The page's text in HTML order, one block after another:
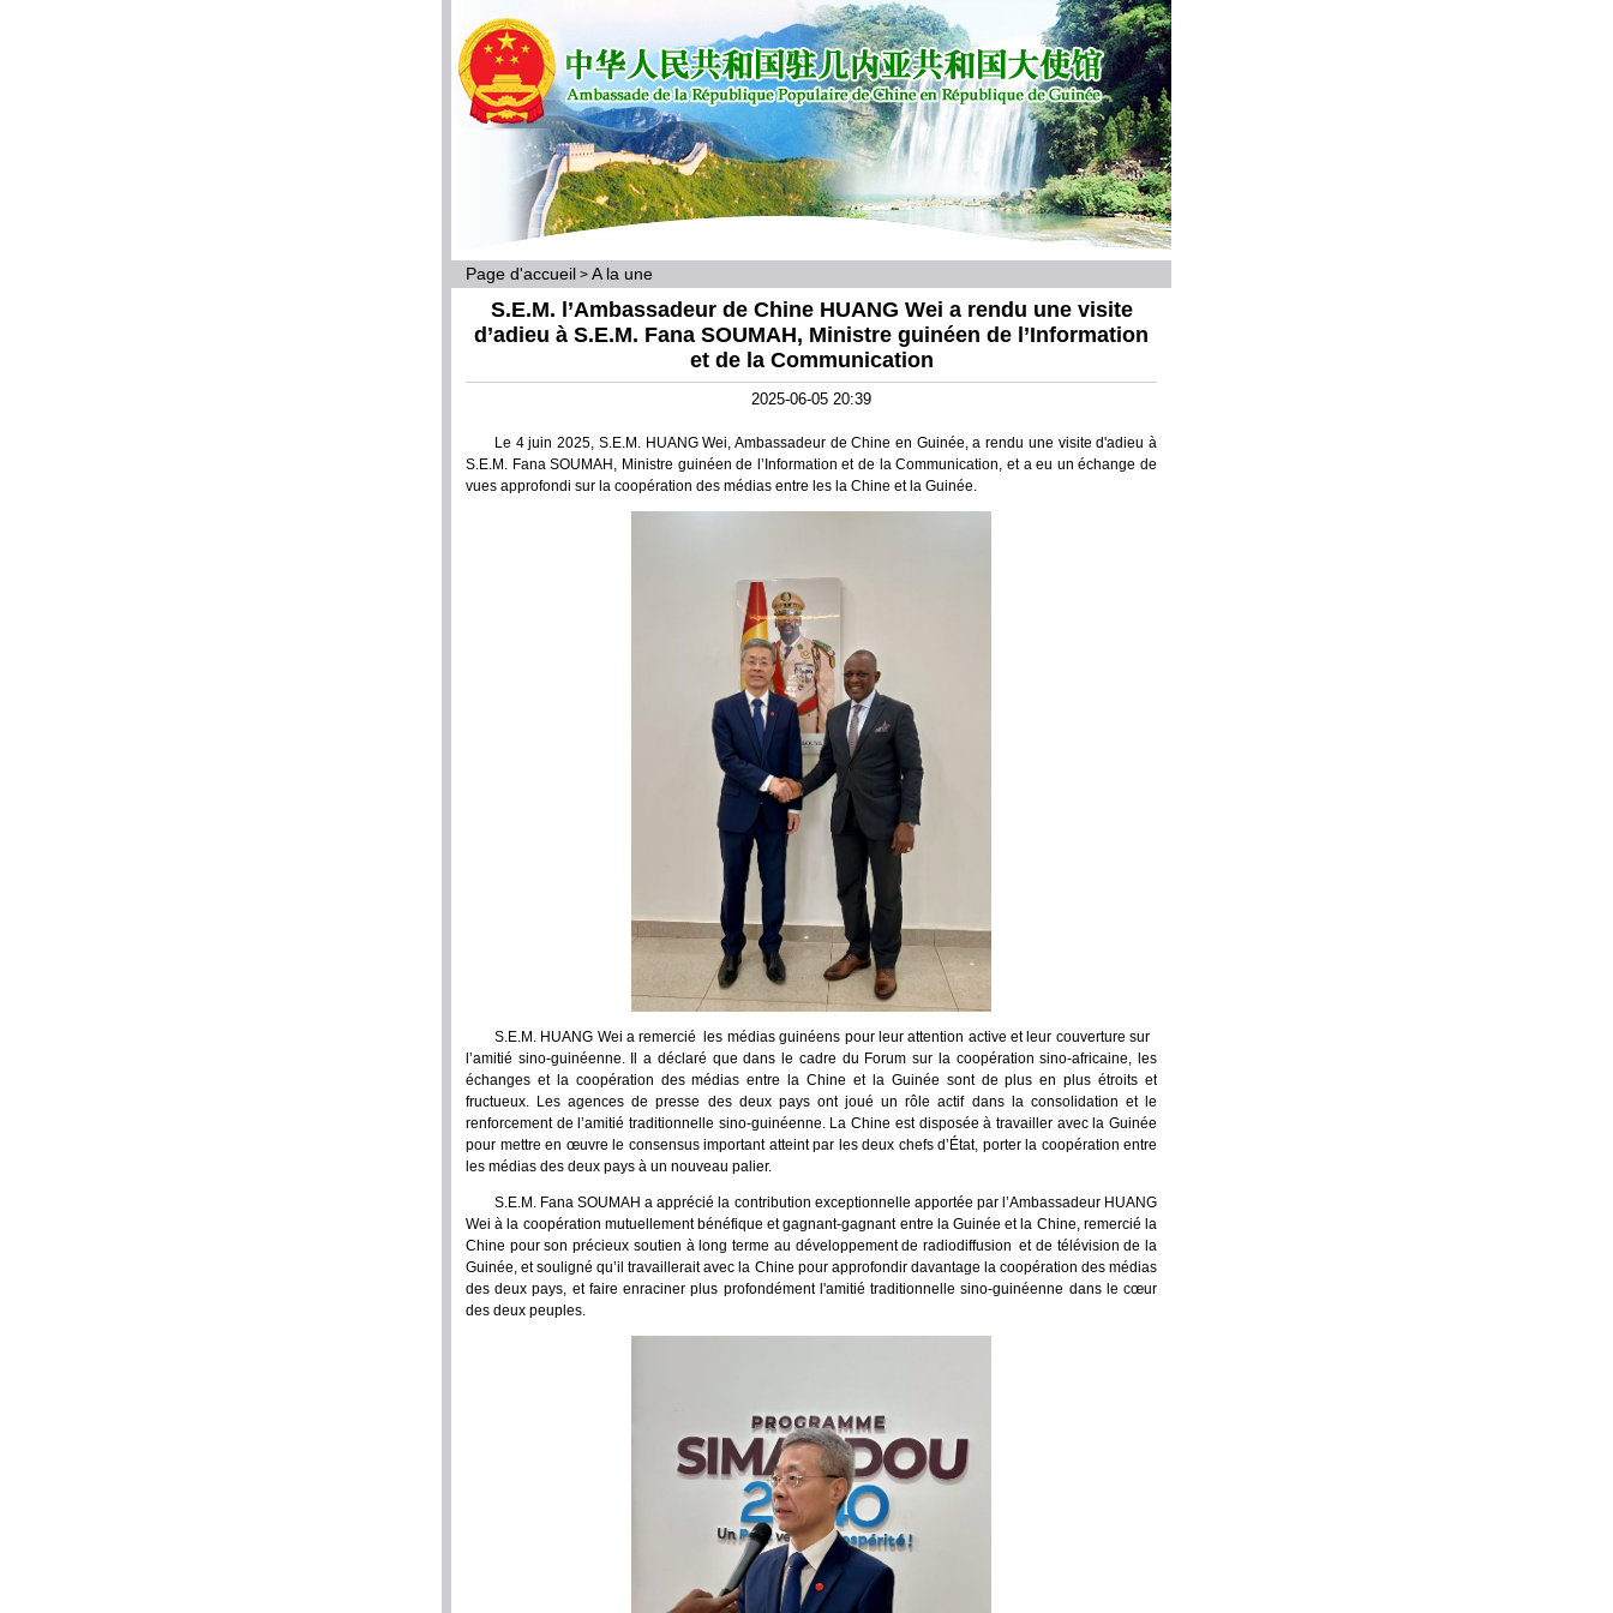
Page d'accueil > A la une
S.E.M. l’Ambassadeur de Chine HUANG Wei a rendu une visite
d’adieu à S.E.M. Fana SOUMAH, Ministre guinéen de l’Information
et de la Communication
2025-06-05 20:39
Le 4 juin 2025, S.E.M. HUANG Wei, Ambassadeur de Chine en Guinée, a rendu une visite d'adieu à
S.E.M. Fana SOUMAH, Ministre guinéen de l’Information et de la Communication, et a eu un échange de
vues approfondi sur la coopération des médias entre les la Chine et la Guinée.
S.E.M. HUANG Wei a remercié les médias guinéens pour leur attention active et leur couverture sur
l’amitié sino-guinéenne. Il a déclaré que dans le cadre du Forum sur la coopération sino-africaine, les
échanges et la coopération des médias entre la Chine et la Guinée sont de plus en plus étroits et
fructueux. Les agences de presse des deux pays ont joué un rôle actif dans la consolidation et le
renforcement de l’amitié traditionnelle sino-guinéenne. La Chine est disposée à travailler avec la Guinée
pour mettre en œuvre le consensus important atteint par les deux chefs d’État, porter la coopération entre
les médias des deux pays à un nouveau palier.
S.E.M. Fana SOUMAH a apprécié la contribution exceptionnelle apportée par l’Ambassadeur HUANG
Wei à la coopération mutuellement bénéfique et gagnant-gagnant entre la Guinée et la Chine, remercié la
Chine pour son précieux soutien à long terme au développement de radiodiffusion et de télévision de la
Guinée, et souligné qu’il travaillerait avec la Chine pour approfondir davantage la coopération des médias
des deux pays, et faire enraciner plus profondément l'amitié traditionnelle sino-guinéenne dans le cœur
des deux peuples.